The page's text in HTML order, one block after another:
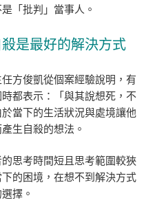
「批判」當事人。
是最好的解決方式
方俊凱從個案經驗說明，有
都表示：「與其說想死，不
當下的生活狀況與處境讓他
生自殺的想法。
思考時間短且思考範圍較狹
的困境，在想不到解決方式
擇。